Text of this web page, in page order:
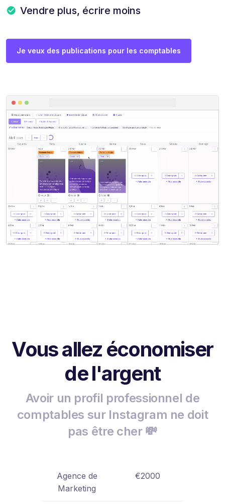
Vendre plus, écrire moins
Je veux des publications pour les comptables
Vous allez économiser
de l'argent
Avoir un profil professionnel de
comptables sur Instagram ne doit
pas être cher 💸
Agence de
Marketing
€2000